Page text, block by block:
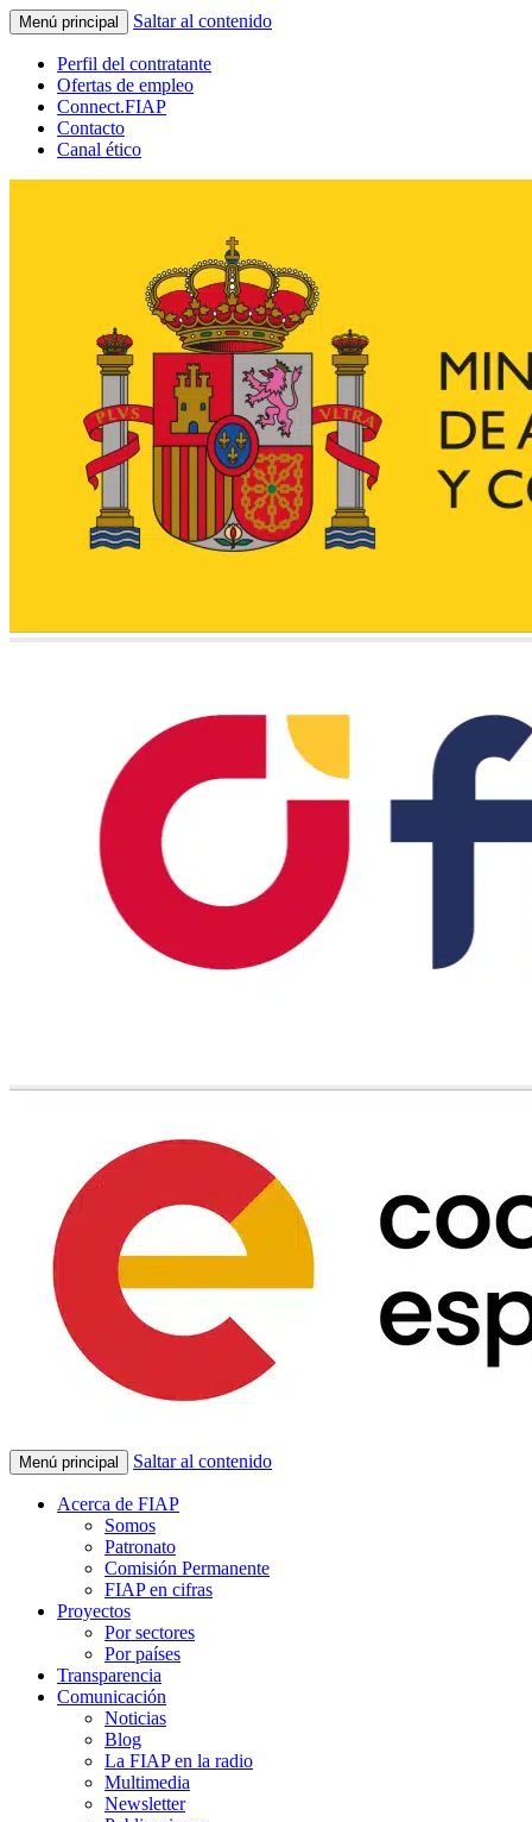
Menú principal Saltar al contenido
Perfil del contratante
Ofertas de empleo
Connect.FIAP
Contacto
Canal ético
Menú principal Saltar al contenido
Acerca de FIAP
Somos
Patronato
Comisión Permanente
FIAP en cifras
Proyectos
Por sectores
Por países
Transparencia
Comunicación
Noticias
Blog
La FIAP en la radio
Multimedia
Newsletter